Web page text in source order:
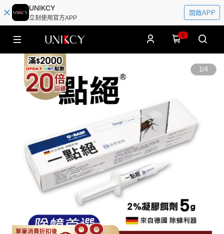
UNIKCY
立刻使用官方APP
開啟APP
0
1/4